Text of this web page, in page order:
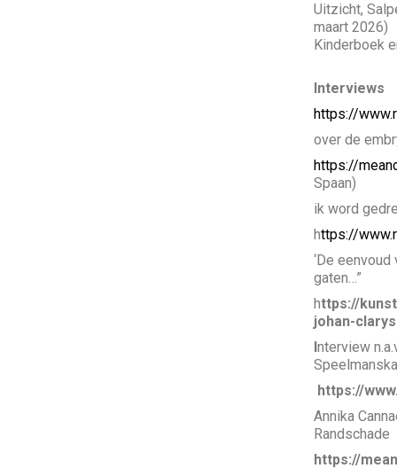
Uitzicht,
maart 2026)
Kinderboek
Interviews
https://
over de
https://
Spaan)
ik word
https://
‘De
gaten…”
https://
johan-
Interview
https://
Annika
Randschade
https://